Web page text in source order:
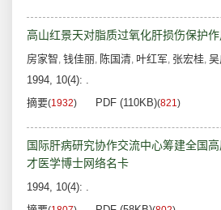
高山红景天对脂质过氧化肝损伤保护
房家智, 钱佳丽, 陈国清, 叶红军, 张宏桂, 吴
1994, 10(4): .
摘要(1932) PDF (110KB)(821)
国际肝病研究协作交流中心筹建全国
才医学博士网络名卡
1994, 10(4): .